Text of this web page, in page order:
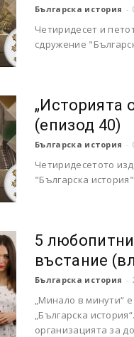
Българска история -
Четиридесет и
сдружение
„Историята
(епизод 40)
Българска история -
Четиридесетото
"Българска
5
въстание
Българска история -
„Минало в минути“
„Българска
организацията за